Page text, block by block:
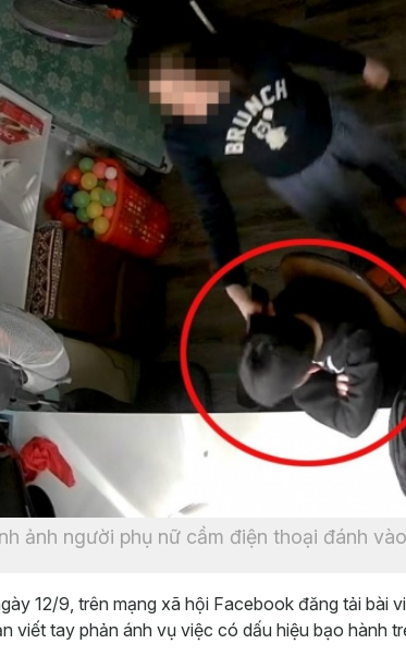
ảnh người phụ nữ cầm điện thoại đánh
12/9, trên mạng xã hội Facebook đăng tải bài
viết tay phản ánh vụ việc có dấu hiệu bạo hành